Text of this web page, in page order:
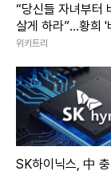
“당신들 자녀부터
살게 하라”…황희 '
스'에 직격탄
위키트리
SK하이닉스, 中